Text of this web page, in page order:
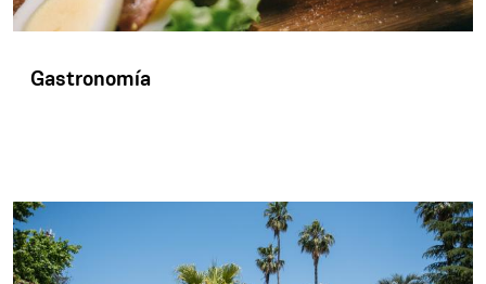
Gastronomía